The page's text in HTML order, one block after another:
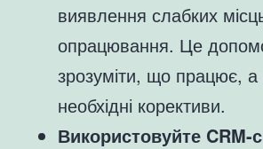
виявлення слабких
опрацювання. Це
зрозуміти, що працює, а
необхідні корективи.
Використовуйте CRM-